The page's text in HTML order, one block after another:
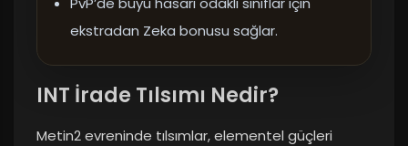
ekstradan Zeka bonusu sağlar.
INT İrade Tılsımı Nedir?
Metin2 evreninde tılsımlar, elementel güçleri